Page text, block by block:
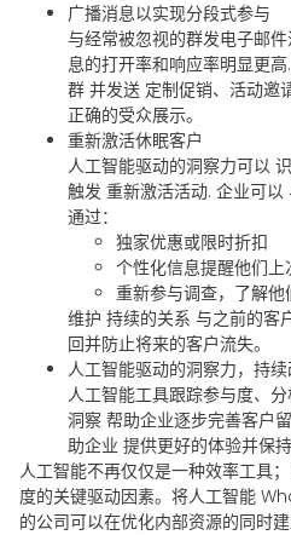
广播消息以实现分段式参与
与经常被忽视的群发电子邮
息的打开率和响应率明显更高
群 并发送 定制促销、活动邀
正确的受众展示。
重新激活休眠客户
人工智能驱动的洞察力可以
触发 重新激活活动. 企业可以
通过：
独家优惠或限时折扣
个性化信息提醒他们上
重新参与调查，了解
维护 持续的关系 与之前的客
回并防止将来的客户流失。
人工智能驱动的洞察力，持
人工智能工具跟踪参与度、
洞察 帮助企业逐步完善客户
助企业 提供更好的体验并保
人工智能不再仅仅是一种效率工具
度的关键驱动因素。将人工智能
的公司可以在优化内部资源的同时